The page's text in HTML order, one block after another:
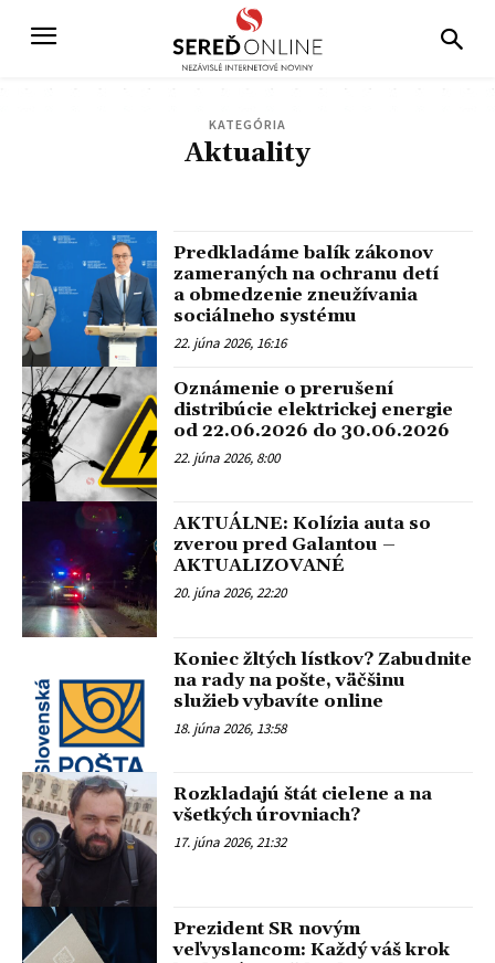
KATEGÓRIA
Aktuality
Predkladáme balík zákonov
zameraných na ochranu detí
a obmedzenie zneužívania
sociálneho systému
22. júna 2026, 16:16
Oznámenie o prerušení
distribúcie elektrickej energie
od 22.06.2026 do 30.06.2026
22. júna 2026, 8:00
AKTUÁLNE: Kolízia auta so
zverou pred Galantou –
AKTUALIZOVANÉ
20. júna 2026, 22:20
Koniec žltých lístkov? Zabudnite
na rady na pošte, väčšinu
služieb vybavíte online
18. júna 2026, 13:58
Rozkladajú štát cielene a na
všetkých úrovniach?
17. júna 2026, 21:32
Prezident SR novým
veľvyslancom: Každý váš krok